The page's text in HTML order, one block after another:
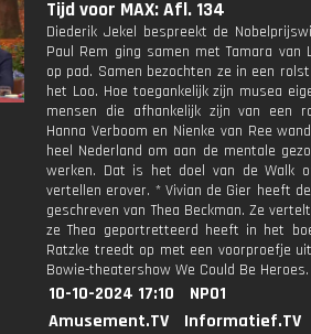
Tijd voor MAX: Afl. 134
Diederik Jekel bespreekt de
Paul Rem ging samen met Tamara van
op pad. Samen bezochten ze in een
het Loo. Hoe toegankelijk zijn musea
mensen die afhankelijk zijn van een
Hanna Verboom en Nienke van Ree
heel Nederland om aan de mentale
werken. Dat is het doel van de Walk
vertellen erover. * Vivian de Gier heeft
geschreven van Thea Beckman. Ze
ze Thea geportretteerd heeft in het
Ratzke treedt op met een voorproefje
Bowie-theatershow We Could Be Heroes.
10-10-2024 17:10
NPO1
Amusement.TV
Informatief.TV